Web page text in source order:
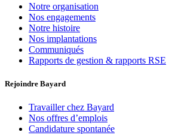
Notre organisation
Nos engagements
Notre histoire
Nos implantations
Communiqués
Rapports de gestion & rapports RSE
Rejoindre Bayard
Travailler chez Bayard
Nos offres d’emplois
Candidature spontanée